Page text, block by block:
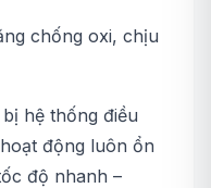
chống oxi, chịu
hệ thống điều
động luôn ổn
độ nhanh –